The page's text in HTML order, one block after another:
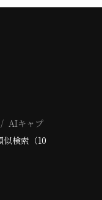
AIキャプ
検索（10